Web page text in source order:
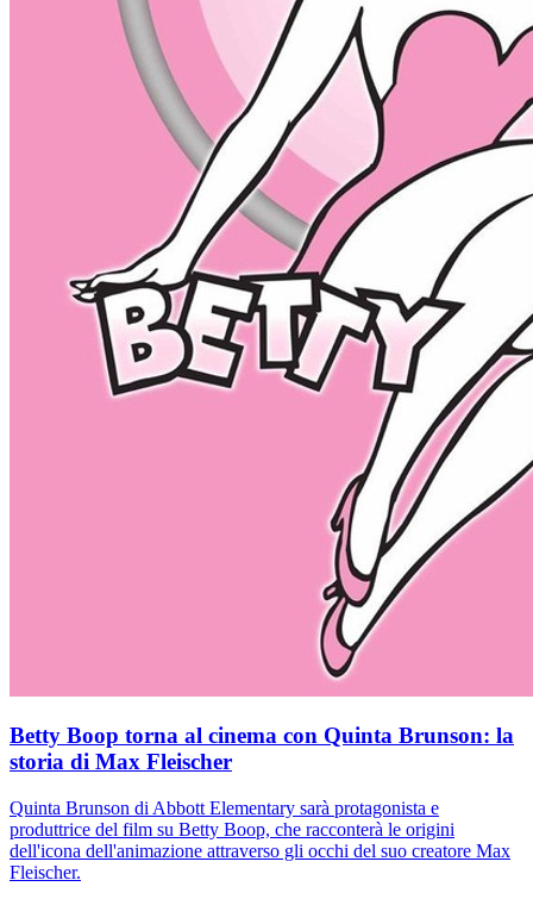
Betty Boop torna al cinema con Quinta Brunson: la
storia di Max Fleischer
Quinta Brunson di Abbott Elementary sarà protagonista e
produttrice del film su Betty Boop, che racconterà le origini
dell'icona dell'animazione attraverso gli occhi del suo creatore Max
Fleischer.